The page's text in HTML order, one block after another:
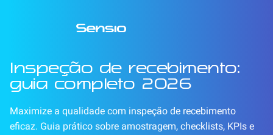
Inspeção de recebimento:
guia completo 2026
Maximize a qualidade com inspeção de recebimento
eficaz. Guia prático sobre amostragem, checklists, KPIs e